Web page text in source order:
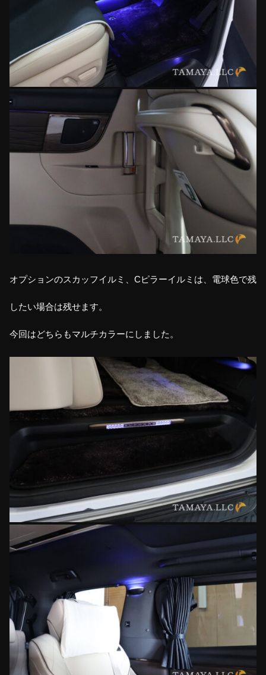
オプションのスカッフイルミ、Cピラーイルミは、電球色で残
したい場合は残せます。
今回はどちらもマルチカラーにしました。